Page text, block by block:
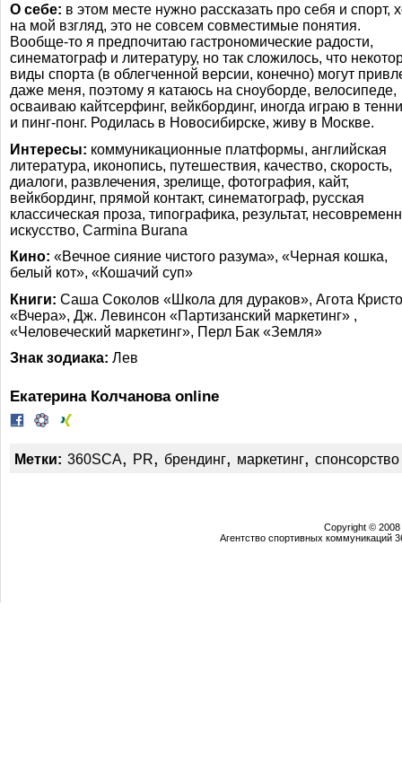
О себе: в этом месте нужно рассказать про себя и спорт,
на мой взгляд, это не совсем совместимые понятия.
Вообще-то я предпочитаю гастрономические радости,
синематограф и литературу, но так сложилось, что
виды спорта (в облегченной версии, конечно) могут
даже меня, поэтому я катаюсь на сноуборде, велосипеде,
осваиваю кайтсерфинг, вейкбординг, иногда играю в
и пинг-понг. Родилась в Новосибирске, живу в Москве.
Интересы: коммуникационные платформы, английская
литература, иконопись, путешествия, качество, скорость,
диалоги, развлечения, зрелище, фотография, кайт,
вейкбординг, прямой контакт, синематограф, русская
классическая проза, типографика, результат,
искусство, Carmina Burana
Кино: «Вечное сияние чистого разума», «Черная кошка,
белый кот», «Кошачий суп»
Книги: Саша Соколов «Школа для дураков», Агота
«Вчера», Дж. Левинсон «Партизанский маркетинг» ,
«Человеческий маркетинг», Перл Бак «Земля»
Знак зодиака: Лев
Екатерина Колчанова online
Метки: 360SCA, PR, брендинг, маркетинг, спонсорство
Copyright © 2008
Агентство спортивных коммуникаций